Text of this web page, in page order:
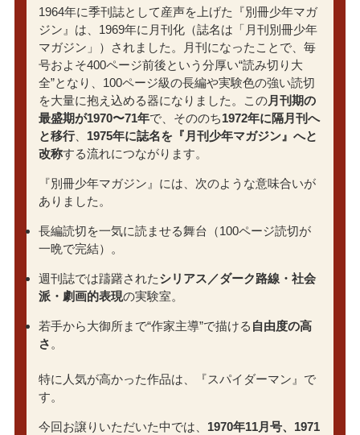
1964年に季刊誌として産声を上げた『別冊少年マガ
ジン』は、1969年に月刊化（誌名は「月刊別冊少年
マガジン」）されました。月刊になったことで、毎
号およそ400ページ前後という分厚い“読み切り大
全”となり、100ページ級の長編や実験色の強い読切
を大量に抱え込める器になりました。この月刊期の
最盛期が1970〜71年で、そののち1972年に隔月刊へ
と移行、 1975年に誌名を『月刊少年マガジン』へと
改称する流れにつながります。
『別冊少年マガジン』には、次のような意味合いが
ありました。
長編読切を一気に読ませる舞台（100ページ読切が
一晩で完結）。
週刊誌では躊躇されたシリアス／ダーク路線・社会
派・劇画的表現の実験室。
若手から大御所まで“作家主導”で描ける 自由度の高
さ 。
特に人気が高かった作品は、『スパイダーマン』で
す。
今回お譲りいただいた中では、 1970年11月号、1971